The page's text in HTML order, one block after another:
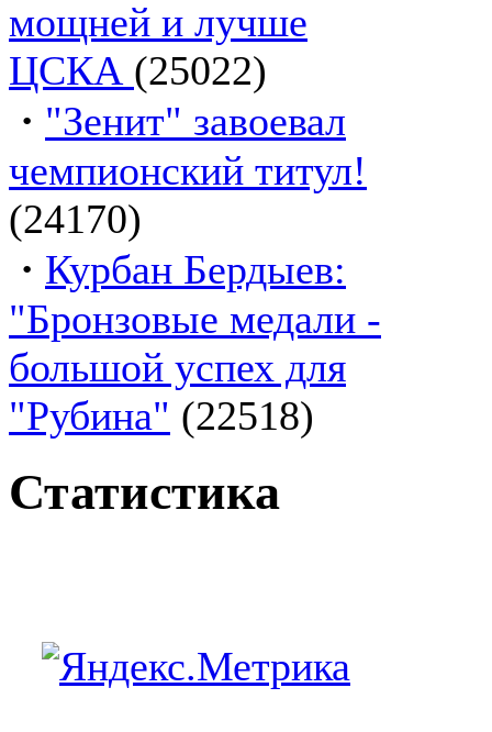
мощней и лучше
ЦСКА (25022)
· "Зенит" завоевал
чемпионский титул!
(24170)
· Курбан Бердыев:
"Бронзовые медали -
большой успех для
"Рубина" (22518)
Статистика